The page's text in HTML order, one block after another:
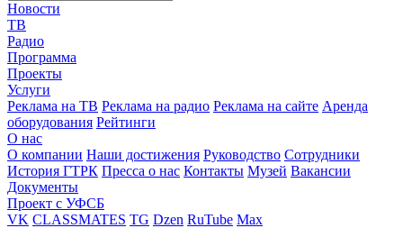
Новости
ТВ
Радио
Программа
Проекты
Услуги
Реклама на ТВ Реклама на радио Реклама на сайте Аренда
оборудования Рейтинги
О нас
О компании Наши достижения Руководство Сотрудники
История ГТРК Пресса о нас Контакты Музей Вакансии
Документы
Проект с УФСБ
VK CLASSMATES TG Dzen RuTube Max